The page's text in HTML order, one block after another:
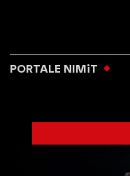
PORTALE NIMiT